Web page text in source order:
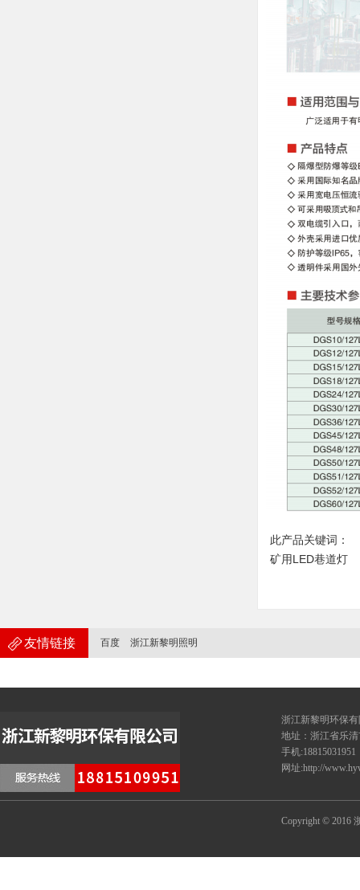
此产品关键词：
矿用LED巷道灯
友情链接 百度 浙江新黎明照明
浙江新黎
地址：浙江省乐
手机:18815031951
网址:http://
Copyright © 2016